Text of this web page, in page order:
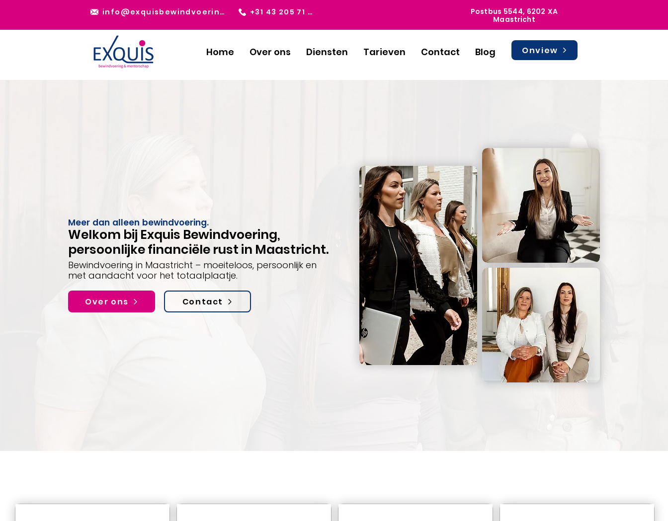
Postbus 5544, 6202 XA
Maastricht
+31 43 205 71 69
info@exquisbewindvoering.nl
Home Over ons Diensten Tarieven Contact Blog Onview
Meer dan alleen bewindvoering.
Welkom bij Exquis Bewindvoering,
persoonlijke financiële rust in Maastricht.
Bewindvoering in Maastricht – moeiteloos, persoonlijk en
met aandacht voor het totaalplaatje.
Over ons Contact